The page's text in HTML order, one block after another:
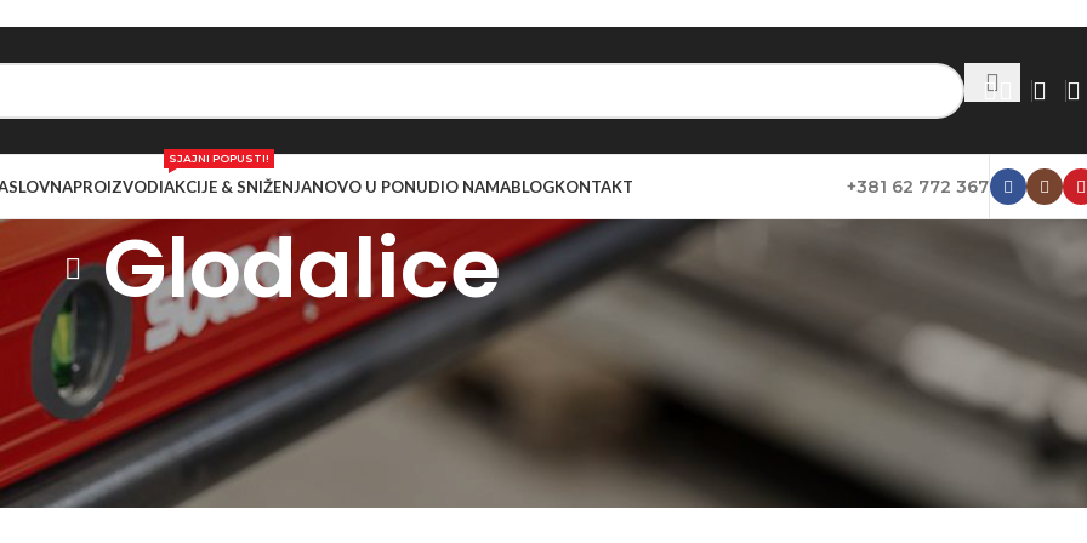
PROIZVODIAKCIJE & SNIŽENJA
SJAJNI POPUSTI!
NOVO U PONUDIO NAMABLOGKONTAKT +381 62 772 367
Glodalice
alati Glodalice 50